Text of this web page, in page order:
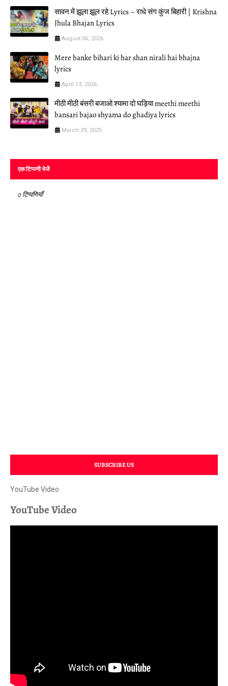
सावन में झूला झूल रहे Lyrics – राधे संग कुंज बिहारी | Krishna
Jhula Bhajan Lyrics
August 06, 2026
Mere banke bihari ki har shan nirali hai bhajna
lyrics
April 13, 2026
मीठी मीठी बंसरी बजाओ श्यामा दो घड़िया meethi meethi
bansari bajao shyama do ghadiya lyrics
March 29, 2025
एक टिप्पणी भेजें
0 टिप्पणियाँ
SUBSCRIBE US
YouTube Video
YouTube Video